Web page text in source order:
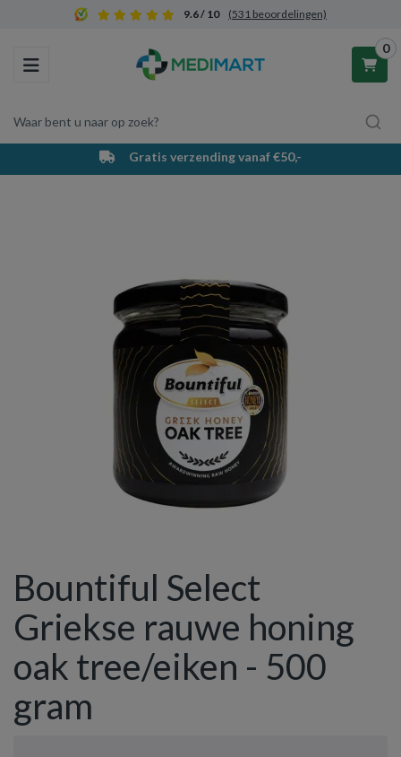
9.6 / 10 (531 beoordelingen)
Toggle navigation
Waar bent u naar op zoek?
0
Winkelwagen
Gratis verzending vanaf €50,-
Bountiful Select
Griekse rauwe honing
oak tree/eiken - 500
gram